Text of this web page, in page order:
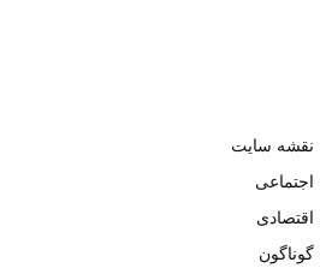
نقشه سایت
اجتماعی
اقتصادی
گوناگون